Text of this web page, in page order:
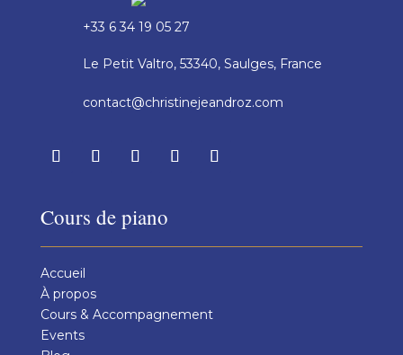
+33 6 34 19 05 27
Le Petit Valtro, 53340, Saulges, France
contact@christinejeandroz.com
Cours de piano
Accueil
À propos
Cours & Accompagnement
Events